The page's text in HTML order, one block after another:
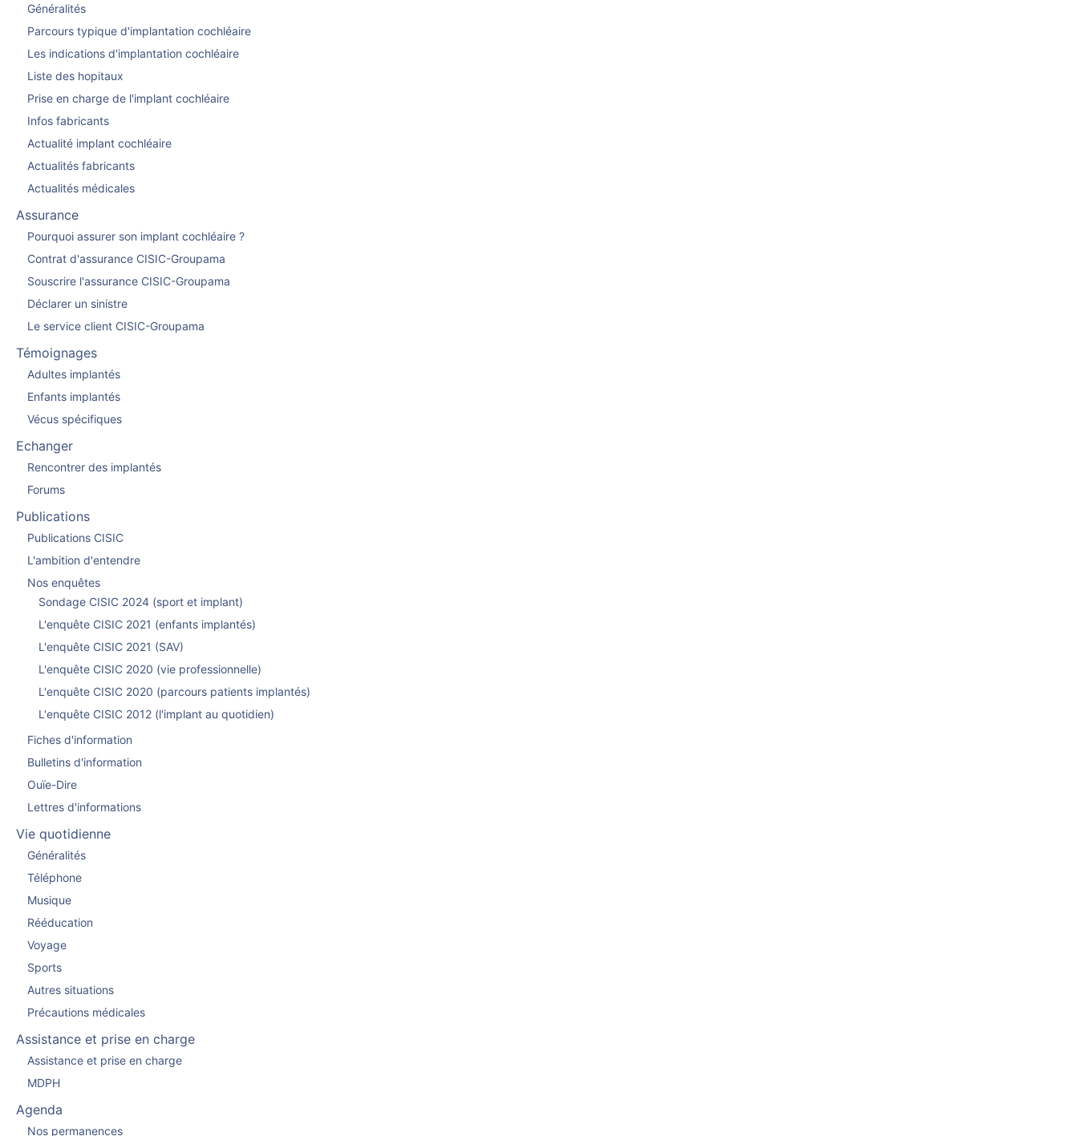
Généralités
Parcours typique d'implantation cochléaire
Les indications d'implantation cochléaire
Liste des hopitaux
Prise en charge de l'implant cochléaire
Infos fabricants
Actualité implant cochléaire
Actualités fabricants
Actualités médicales
Assurance
Pourquoi assurer son implant cochléaire ?
Contrat d'assurance CISIC-Groupama
Souscrire l'assurance CISIC-Groupama
Déclarer un sinistre
Le service client CISIC-Groupama
Témoignages
Adultes implantés
Enfants implantés
Vécus spécifiques
Echanger
Rencontrer des implantés
Forums
Publications
Publications CISIC
L'ambition d'entendre
Nos enquêtes
Sondage CISIC 2024 (sport et implant)
L'enquête CISIC 2021 (enfants implantés)
L'enquête CISIC 2021 (SAV)
L'enquête CISIC 2020 (vie professionnelle)
L'enquête CISIC 2020 (parcours patients implantés)
L'enquête CISIC 2012 (l'implant au quotidien)
Fiches d'information
Bulletins d'information
Ouïe-Dire
Lettres d'informations
Vie quotidienne
Généralités
Téléphone
Musique
Rééducation
Voyage
Sports
Autres situations
Précautions médicales
Assistance et prise en charge
Assistance et prise en charge
MDPH
Agenda
Nos permanences